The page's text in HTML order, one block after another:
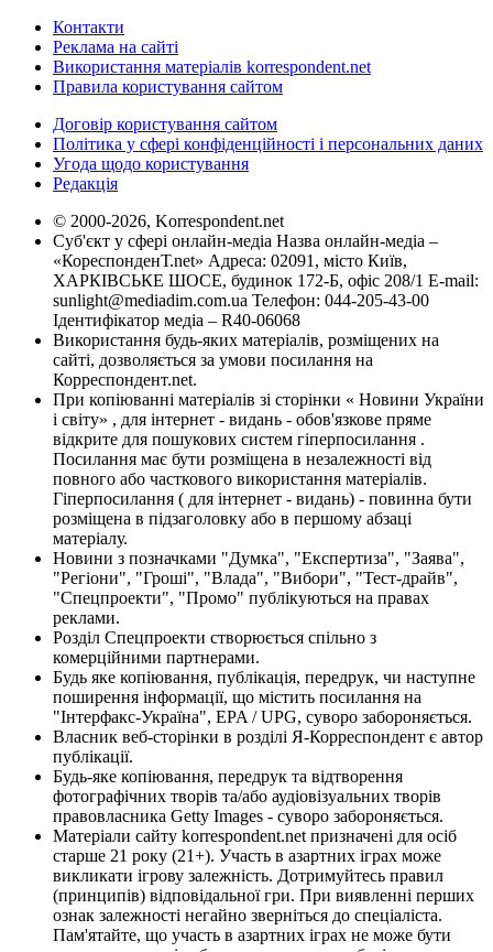
Контакти
Реклама на сайті
Використання матеріалів korrespondent.net
Правила користування сайтом
Договір користування сайтом
Політика у сфері конфіденційності і персональних даних
Угода щодо користування
Редакція
© 2000-2026, Korrespondent.net
Суб'єкт у сфері онлайн-медіа Назва онлайн-медіа –
«КореспонденТ.net» Адреса: 02091, місто Київ,
ХАРКІВСЬКЕ ШОСЕ, будинок 172-Б, офіс 208/1 E-mail:
sunlight@mediadim.com.ua Телефон: 044-205-43-00
Ідентифікатор медіа – R40-06068
Використання будь-яких матеріалів, розміщених на
сайті, дозволяється за умови посилання на
Корреспондент.net.
При копіюванні матеріалів зі сторінки « Новини України
і світу» , для інтернет - видань - обов'язкове пряме
відкрите для пошукових систем гіперпосилання .
Посилання має бути розміщена в незалежності від
повного або часткового використання матеріалів.
Гіперпосилання ( для інтернет - видань) - повинна бути
розміщена в підзаголовку або в першому абзаці
матеріалу.
Новини з позначками "Думка", "Експертиза", "Заява",
"Регіони", "Гроші", "Влада", "Вибори", "Тест-драйв",
"Спецпроекти", "Промо" публікуються на правах
реклами.
Розділ Спецпроекти створюється спільно з
комерційними партнерами.
Будь яке копіювання, публікація, передрук, чи наступне
поширення інформації, що містить посилання на
"Інтерфакс-Україна", EPA / UPG, суворо забороняється.
Власник веб-сторінки в розділі Я-Корреспондент є автор
публікації.
Будь-яке копіювання, передрук та відтворення
фотографічних творів та/або аудіовізуальних творів
правовласника Getty Images - суворо забороняється.
Матеріали сайту korrespondent.net призначені для осіб
старше 21 року (21+). Участь в азартних іграх може
викликати ігрову залежність. Дотримуйтесь правил
(принципів) відповідальної гри. При виявленні перших
ознак залежності негайно зверніться до спеціаліста.
Пам'ятайте, що участь в азартних іграх не може бути